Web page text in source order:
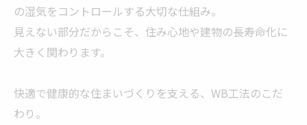
の湿気をコントロールする大切な仕組み。
見えない部分だからこそ、住み心地や建物の長寿命化に
大きく関わります。
快適で健康的な住まいづくりを支える、WB工法のこだ
わり。